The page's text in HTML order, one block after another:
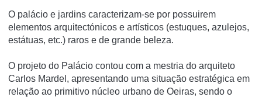
O palácio e jardins caracterizam-se por possuirem
elementos arquitectónicos e artí­sticos (estuques, azulejos,
estátuas, etc.) raros e de grande beleza.
O projeto do Palácio contou com a mestria do arquiteto
Carlos Mardel, apresentando uma situação estratégica em
relação ao primitivo núcleo urbano de Oeiras, sendo o